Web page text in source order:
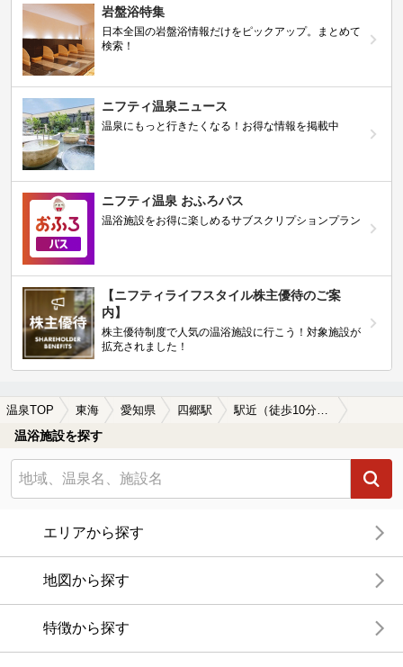
岩盤浴特集
日本全国の岩盤浴情報だけをピックアップ。まとめて
検索！
ニフティ温泉ニュース
温泉にもっと行きたくなる！お得な情報を掲載中
ニフティ温泉 おふろパス
温浴施設をお得に楽しめるサブスクリプションプラン
【ニフティライフスタイル株主優待のご案
内】
株主優待制度で人気の温浴施設に行こう！対象施設が
拡充されました！
温泉TOP 東海 愛知県 四郷駅 駅近（徒歩10分以内）の四郷駅近くの温泉、日帰り温泉、スーパー銭湯おすすめ
温浴施設を探す
エリアから探す
地図から探す
特徴から探す